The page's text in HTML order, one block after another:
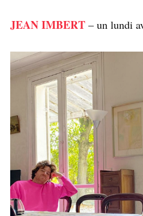
JEAN IMBERT – un lundi